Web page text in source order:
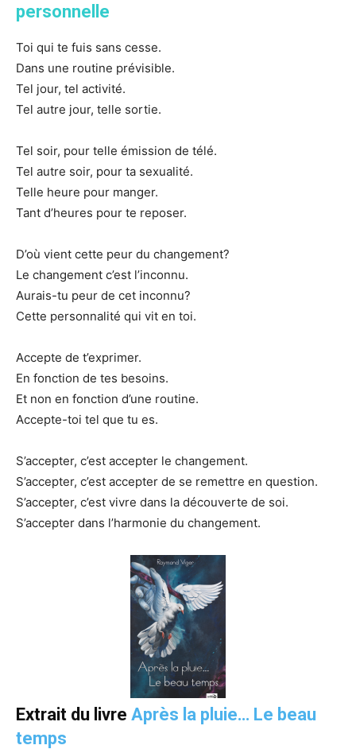
personnelle
Toi qui te fuis sans cesse.
Dans une routine prévisible.
Tel jour, tel activité.
Tel autre jour, telle sortie.
Tel soir, pour telle émission de télé.
Tel autre soir, pour ta sexualité.
Telle heure pour manger.
Tant d’heures pour te reposer.
D’où vient cette peur du changement?
Le changement c’est l’inconnu.
Aurais-tu peur de cet inconnu?
Cette personnalité qui vit en toi.
Accepte de t’exprimer.
En fonction de tes besoins.
Et non en fonction d’une routine.
Accepte-toi tel que tu es.
S’accepter, c’est accepter le changement.
S’accepter, c’est accepter de se remettre en question.
S’accepter, c’est vivre dans la découverte de soi.
S’accepter dans l’harmonie du changement.
Extrait du livre Après la pluie… Le beau
temps